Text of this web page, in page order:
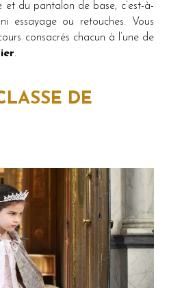
et du pantalon de base, c’est-à-
essayage ou retouches. Vous
consacrés chacun à l’une de
.
DE